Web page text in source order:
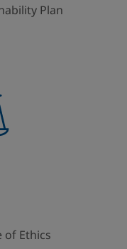
Plan
of Ethics